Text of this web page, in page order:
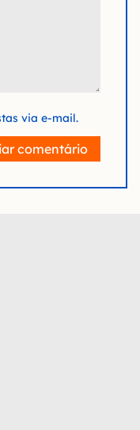
via e-mail.
comentário